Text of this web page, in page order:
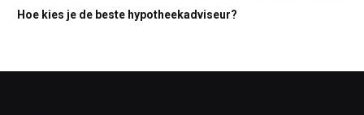
Hoe kies je de beste hypotheekadviseur?